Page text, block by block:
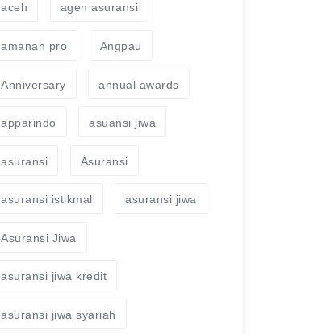
aceh agen asuransi
amanah pro Angpau
Anniversary annual awards
apparindo asuansi jiwa
asuransi Asuransi
asuransi istikmal asuransi jiwa
Asuransi Jiwa
asuransi jiwa kredit
asuransi jiwa syariah